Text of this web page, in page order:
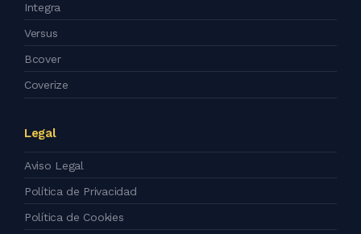
Integra
Versus
Bcover
Coverize
Legal
Aviso Legal
Política de Privacidad
Política de Cookies